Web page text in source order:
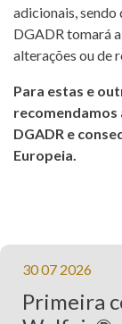
adicionais, sendo
DGADR tomará
alterações ou de
Para estas e
DGADR e
Europeia.
30 07 2026
Primeira